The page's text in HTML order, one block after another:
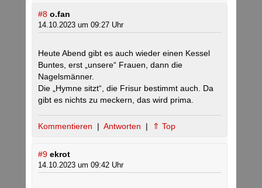
#8 o.fan
14.10.2023 um 09:27 Uhr
Heute Abend gibt es auch wieder einen Kessel
Buntes, erst „unsere“ Frauen, dann die
Nagelsmänner.
Die „Hymne sitzt“, die Frisur bestimmt auch. Da
gibt es nichts zu meckern, das wird prima.
Kommentieren | Antworten | ⇑ Top
#9 ekrot
14.10.2023 um 09:42 Uhr